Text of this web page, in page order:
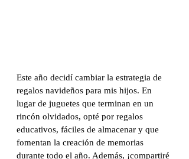
Este año decidí cambiar la estrategia de
regalos navideños para mis hijos. En
lugar de juguetes que terminan en un
rincón olvidados, opté por regalos
educativos, fáciles de almacenar y que
fomentan la creación de memorias
durante todo el año. Además, ¡compartiré